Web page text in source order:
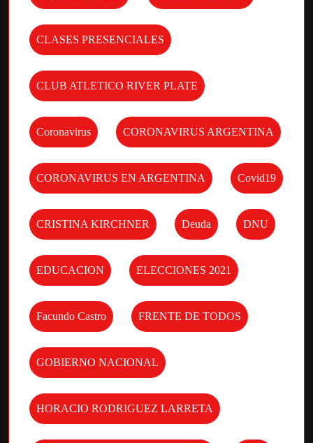
CLASES PRESENCIALES
CLUB ATLETICO RIVER PLATE
Coronavirus CORONAVIRUS ARGENTINA
CORONAVIRUS EN ARGENTINA Covid19
CRISTINA KIRCHNER Deuda DNU
EDUCACION ELECCIONES 2021
Facundo Castro FRENTE DE TODOS
GOBIERNO NACIONAL
HORACIO RODRIGUEZ LARRETA